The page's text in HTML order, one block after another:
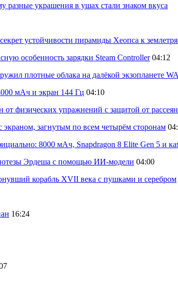
разные украшения в ушах стали знаком вкуса
устойчивости пирамиды Хеопса к
особенность зарядки Steam Controller 04:12
плотные облака на далёкой экзопланете
мАч и экран 144 Гц 04:10
физических упражнений с защитой от
экраном, загнутым по всем четырём сторонам
8000 мАч, Snapdragon 8 Elite Gen 5 и
Эрдеша с помощью ИИ-модели 04:00
корабль XVII века с пушками и серебром
16:24